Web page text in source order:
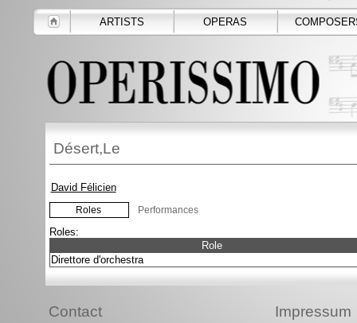
ARTISTS OPERAS
Désert,Le
David Félicien
Roles Performances
Roles:
Role
Direttore d'orchestra
Contact Impressum